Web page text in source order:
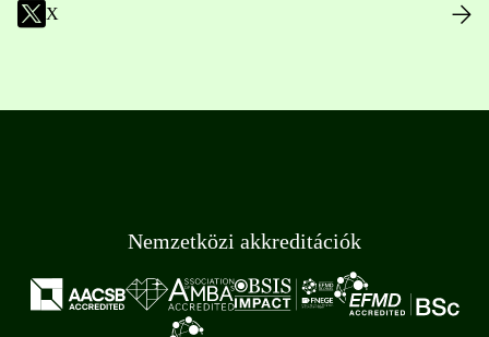
X
Nemzetközi akkreditációk